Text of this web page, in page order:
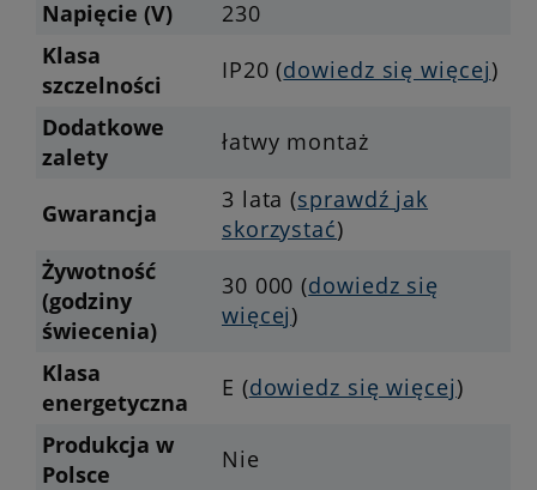
Napięcie (V)
230
Klasa
szczelności
IP20 (dowiedz się więcej)
Dodatkowe
zalety
łatwy montaż
Gwarancja 3 lata (sprawdź jak
skorzystać)
Żywotność
(godziny
świecenia)
30 000 (dowiedz się
więcej)
Klasa
energetyczna
E (dowiedz się więcej)
Produkcja w
Polsce
Nie